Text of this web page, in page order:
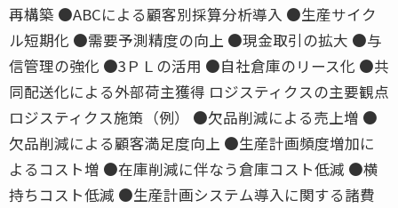
再構築 ●ABCによる顧客別採算分析導入 ●生産サイク
ル短期化 ●需要予測精度の向上 ●現金取引の拡大 ●与
信管理の強化 ●3ＰＬの活用 ●自社倉庫のリース化 ●共
同配送化による外部荷主獲得 ロジスティクスの主要観点
ロジスティクス施策（例） ●欠品削減による売上増 ●
欠品削減による顧客満足度向上 ●生産計画頻度増加に
よるコスト増 ●在庫削減に伴なう倉庫コスト低減 ●横
持ちコスト低減 ●生産計画システム導入に関する諸費